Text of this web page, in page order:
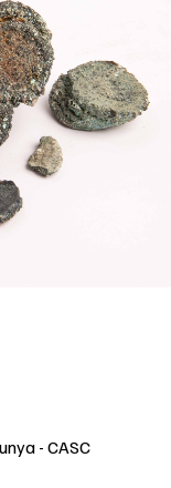
- CASC